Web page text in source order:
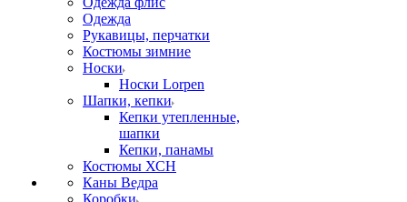
Одежда
Рукавицы, перчатки
Костюмы зимние
Носки
Носки Lorpen
Шапки, кепки
Кепки утепленные,
шапки
Кепки, панамы
Костюмы ХСН
Каны Ведра
Коробки